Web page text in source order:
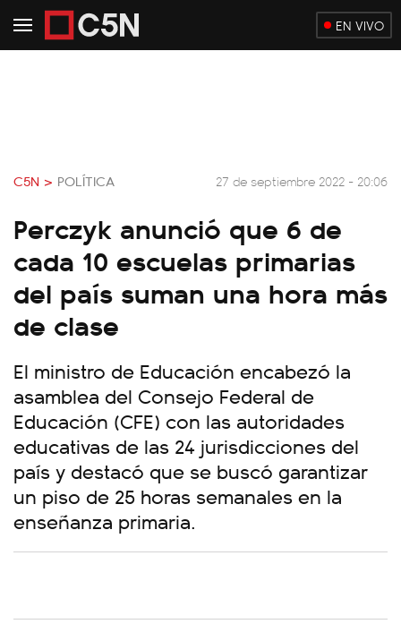
EN VIVO
C5N > POLÍTICA 27 de septiembre 2022 - 20:06
Perczyk anunció que 6 de
cada 10 escuelas primarias
del país suman una hora más
de clase
El ministro de Educación encabezó la
asamblea del Consejo Federal de
Educación (CFE) con las autoridades
educativas de las 24 jurisdicciones del
país y destacó que se buscó garantizar
un piso de 25 horas semanales en la
enseñanza primaria.